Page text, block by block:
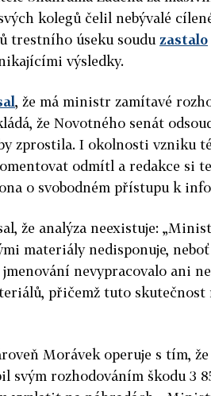
kolegů čelil nebývalé
trestního úseku soudu zastalo
výsledky.
, že má ministr zamítavé
že Novotného senát
zprostila. I okolnosti vzniku
odmítl a redakce si
o svobodném přístupu k
že analýza neexistuje:
materiály nedisponuje,
nevypracovalo ani
přičemž tuto
Morávek operuje s tím, že
svým rozhodováním škodu 3